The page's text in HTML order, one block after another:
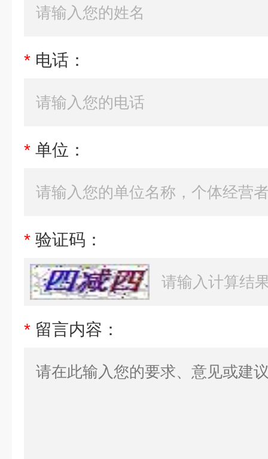
* 电话：
* 单位：
* 验证码：
* 留言内容：